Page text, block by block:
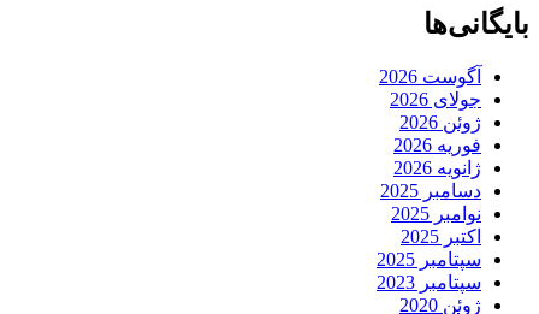
بایگانی‌ها
آگوست 2026
جولای 2026
ژوئن 2026
فوریه 2026
ژانویه 2026
دسامبر 2025
نوامبر 2025
اکتبر 2025
سپتامبر 2025
سپتامبر 2023
ژوئن 2020